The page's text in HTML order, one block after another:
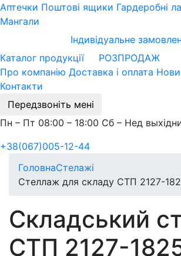
Аптечки Поштові ящики Гардеробні
Мангали
Індивідуальне
Каталог продукції
РОЗПРОДАЖ
Про компанію Доставка і оплата
Контакти
Передзвоніть мені
Пн – Пт 08:00 – 18:00 Сб – Нед
+38(067)005-12-44
ГоловнаСтелажі
Стеллаж для складу СТП 2127-
Складський
СТП 2127-